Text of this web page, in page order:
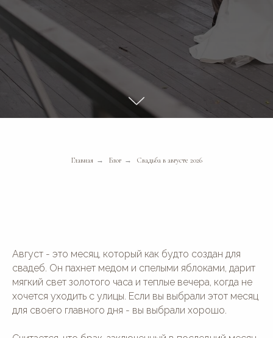
Главная → Блог → Свадьба в августе 2026
Август - это месяц, который как будто создан для
свадеб. Он пахнет медом и спелыми яблоками, дарит
мягкий свет золотого часа и теплые вечера, когда не
хочется уходить с улицы. Если вы выбрали этот месяц
для своего главного дня - вы выбрали хорошо.